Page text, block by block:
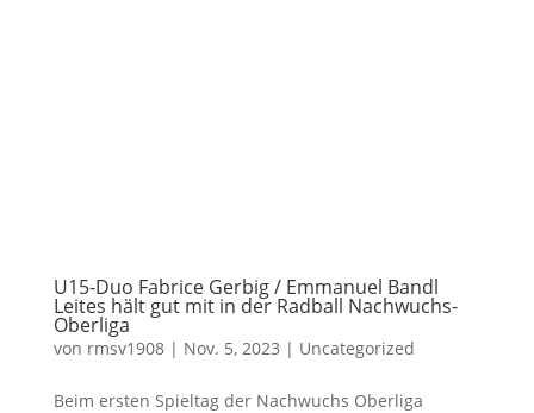
U15-Duo Fabrice Gerbig / Emmanuel Bandl
Leites hält gut mit in der Radball Nachwuchs-
Oberliga
von rmsv1908| Nov. 5, 2023 | Uncategorized
Beim ersten Spieltag der Nachwuchs Oberliga